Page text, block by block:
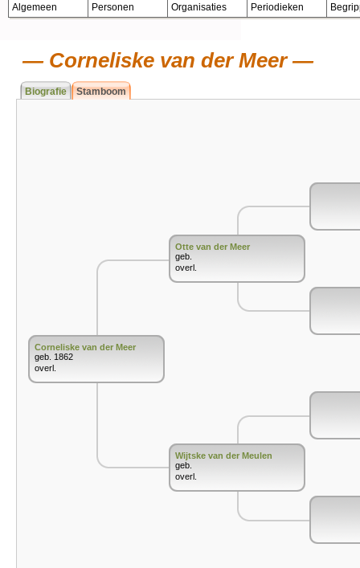
Algemeen Personen Organisaties Periodieken
Corneliske van der Meer
Biografie Stamboom
Corneliske van der Meer
geb. 1862
overl.
Otte van der Meer
geb.
overl.
Wijtske van der Meulen
geb.
overl.